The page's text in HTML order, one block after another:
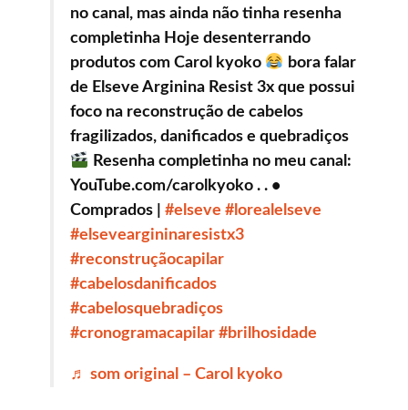
no canal, mas ainda não tinha resenha
completinha Hoje desenterrando
produtos com Carol kyoko
bora falar
de Elseve Arginina Resist 3x que possui
foco na reconstrução de cabelos
fragilizados, danificados e quebradiços
Resenha completinha no meu canal:
YouTube.com/carolkyoko . . •
Comprados | #elseve #lorealelseve
#elseveargininaresistx3
#reconstruçãocapilar
#cabelosdanificados
#cabelosquebradiços
#cronogramacapilar #brilhosidade
♬ som original – Carol kyoko